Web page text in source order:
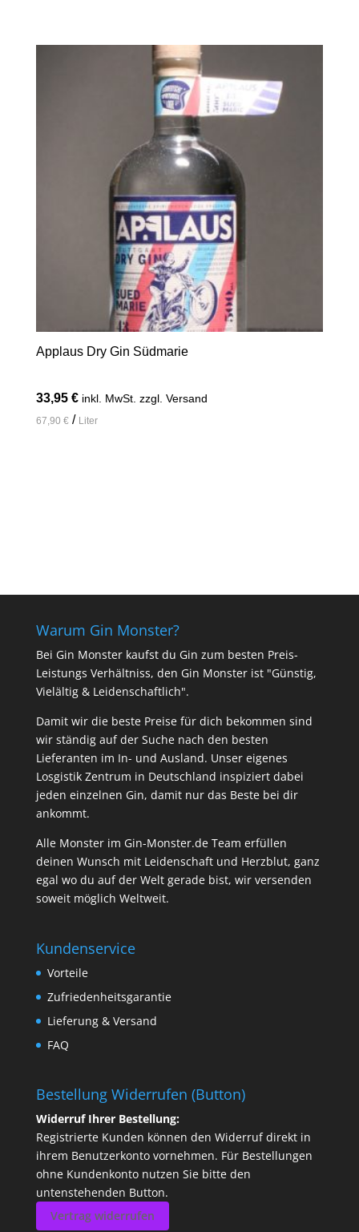
Applaus Dry Gin Südmarie
33,95 € inkl. MwSt. zzgl. Versand
67,90 €/ Liter
Warum Gin Monster?
Bei Gin Monster kaufst du Gin zum besten Preis-
Leistungs Verhältniss, den Gin Monster ist "Günstig,
Vielältig & Leidenschaftlich".
Damit wir die beste Preise für dich bekommen sind
wir ständig auf der Suche nach den besten
Lieferanten im In- und Ausland. Unser eigenes
Losgistik Zentrum in Deutschland inspiziert dabei
jeden einzelnen Gin, damit nur das Beste bei dir
ankommt.
Alle Monster im Gin-Monster.de Team erfüllen
deinen Wunsch mit Leidenschaft und Herzblut, ganz
egal wo du auf der Welt gerade bist, wir versenden
soweit möglich Weltweit.
Kundenservice
Vorteile
Zufriedenheitsgarantie
Lieferung & Versand
FAQ
Bestellung Widerrufen (Button)
Widerruf Ihrer Bestellung:
Registrierte Kunden können den Widerruf direkt in
ihrem Benutzerkonto vornehmen. Für Bestellungen
ohne Kundenkonto nutzen Sie bitte den
untenstehenden Button.
Vertrag widerrufen